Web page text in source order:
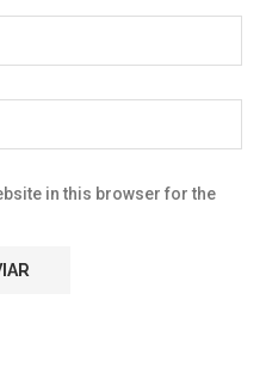
in this browser for the